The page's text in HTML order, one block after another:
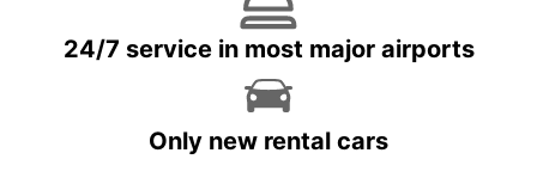
24/7 service in most major airports
Only new rental cars